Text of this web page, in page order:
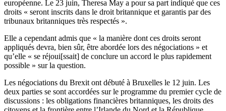
européenne. Le 23 juin, Theresa May a pour sa part indiqué que ces
droits « seront inscrits dans le droit britannique et garantis par des
tribunaux britanniques très respectés ».
Elle a cependant admis que « la manière dont ces droits seront
appliqués devra, bien sûr, être abordée lors des négociations » et
qu’elle « se réjoui[ssait] de conclure un accord le plus rapidement
possible » sur la question.
Les négociations du Brexit ont débuté à Bruxelles le 12 juin. Les
deux parties se sont accordées sur le programme du premier cycle de
discussions : les obligations financières britanniques, les droits des